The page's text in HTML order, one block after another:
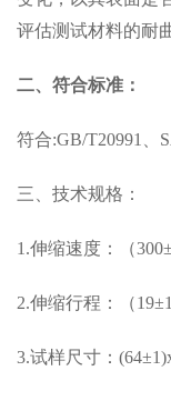
评估测试材料的耐
二、符合标准：
符合:GB/T20991、
三、技术规格：
1.伸缩速度：（
2.伸缩行程：（
3.试样尺寸：